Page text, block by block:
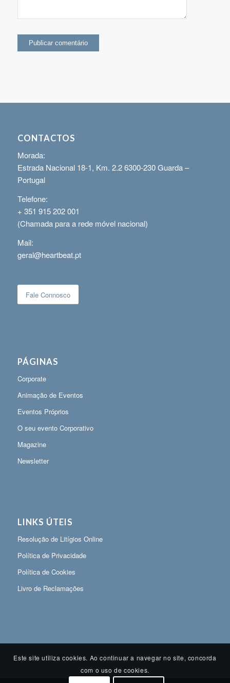
CONTACTOS
Morada:
Estrada Nacional 18-1, Km. 2.2 6300-230 Guarda –
Portugal
Telefone:
+ 351 915 202 001
(Chamada para a rede móvel nacional)
Mail:
geral@heartbeat.pt
Fale Connosco
PÁGINAS
Corporate
Animação de Eventos
Eventos Próprios
O seu evento Corporativo
Magazine
Newsletter
LINKS ÚTEIS
Resolução de Litígios Online
Política de Privacidade
Política de Cookies
Livro de Reclamações
Este site utiliza cookies. Ao continuar a navegar no site, concorda
com o uso de cookies.